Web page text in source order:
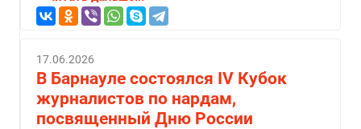
17.06.2026
В Барнауле состоялся IV Кубок
журналистов по нардам,
посвященный Дню России